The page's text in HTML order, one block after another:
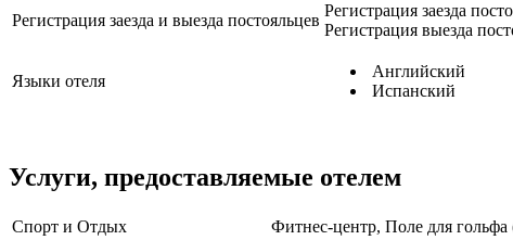
Регистрация заезда и выезда постояльцев
Регистрация заезда
Регистрация выезда
Языки отеля
Английский
Испанский
Услуги, предоставляемые отелем
Спорт и Отдых
Фитнес-центр, Поле для гольфа